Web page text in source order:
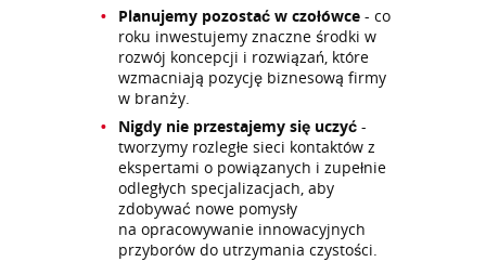
Planujemy pozostać w czołówce - co
roku inwestujemy znaczne środki w
rozwój koncepcji i rozwiązań, które
wzmacniają pozycję biznesową firmy
w branży.
Nigdy nie przestajemy się uczyć -
tworzymy rozległe sieci kontaktów z
ekspertami o powiązanych i zupełnie
odległych specjalizacjach, aby
zdobywać nowe pomysły
na opracowywanie innowacyjnych
przyborów do utrzymania czystości.